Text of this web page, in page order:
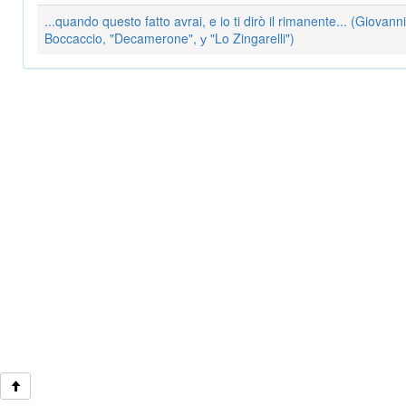
...quando questo fatto avrai, e io ti dirò il rimanente... (Giovanni
Boccaccio, "Decamerone", у "Lo Zingarelli")